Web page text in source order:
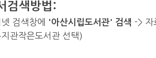
검색방법:
검색창에 '아산시립도서관' 검색 -> 자
관작은도서관 선택)